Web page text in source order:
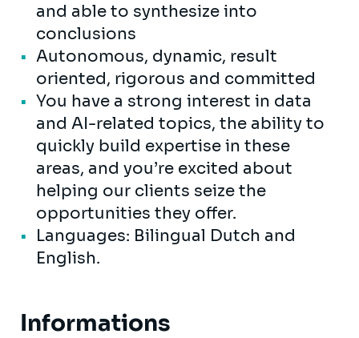
and able to synthesize into
conclusions
Autonomous, dynamic, result
oriented, rigorous and committed
You have a strong interest in data
and AI-related topics, the ability to
quickly build expertise in these
areas, and you’re excited about
helping our clients seize the
opportunities they offer.
Languages: Bilingual Dutch and
English.
Informations